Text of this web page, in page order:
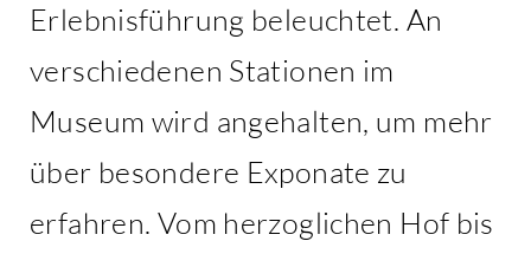
Erlebnisführung beleuchtet. An
verschiedenen Stationen im
Museum wird angehalten, um mehr
über besondere Exponate zu
erfahren. Vom herzoglichen Hof bis